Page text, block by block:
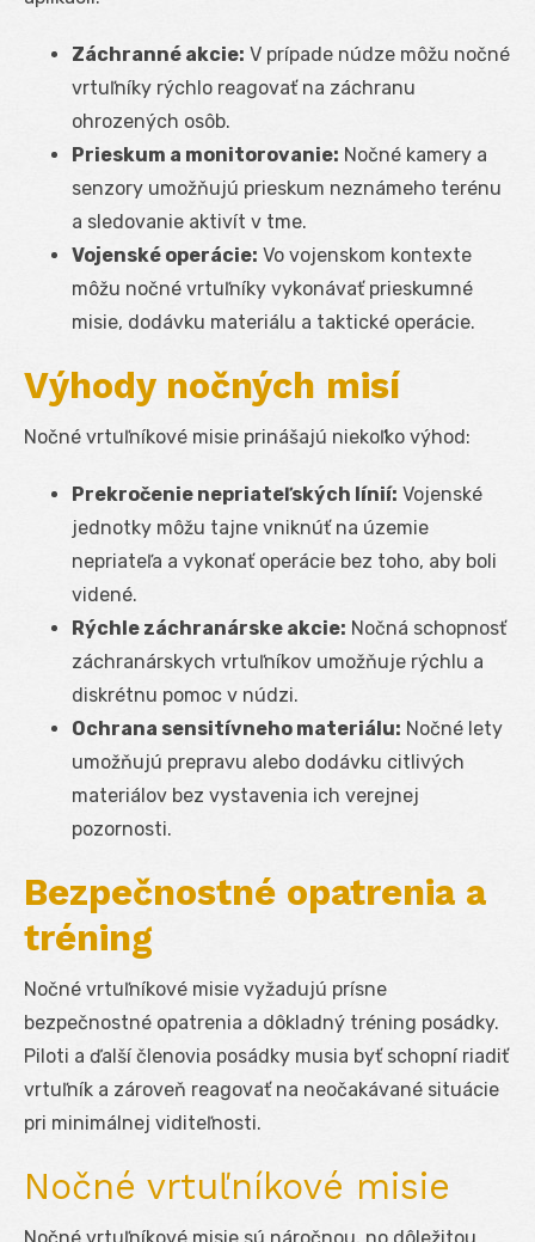
Záchranné akcie: V prípade núdze môžu nočné
vrtuľníky rýchlo reagovať na záchranu
ohrozených osôb.
Prieskum a monitorovanie: Nočné kamery a
senzory umožňujú prieskum neznámeho terénu
a sledovanie aktivít v tme.
Vojenské operácie: Vo vojenskom kontexte
môžu nočné vrtuľníky vykonávať prieskumné
misie, dodávku materiálu a taktické operácie.
Výhody nočných misí
Nočné vrtuľníkové misie prinášajú niekoľko výhod:
Prekročenie nepriateľských línií: Vojenské
jednotky môžu tajne vniknúť na územie
nepriateľa a vykonať operácie bez toho, aby boli
videné.
Rýchle záchranárske akcie: Nočná schopnosť
záchranárskych vrtuľníkov umožňuje rýchlu a
diskrétnu pomoc v núdzi.
Ochrana sensitívneho materiálu: Nočné lety
umožňujú prepravu alebo dodávku citlivých
materiálov bez vystavenia ich verejnej
pozornosti.
Bezpečnostné opatrenia a
tréning
Nočné vrtuľníkové misie vyžadujú prísne
bezpečnostné opatrenia a dôkladný tréning posádky.
Piloti a ďalší členovia posádky musia byť schopní riadiť
vrtuľník a zároveň reagovať na neočakávané situácie
pri minimálnej viditeľnosti.
Nočné vrtuľníkové misie